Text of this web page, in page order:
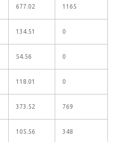
677.02 1165
134.51 0
54.56 0
118.01 0
373.52 769
105.56 348